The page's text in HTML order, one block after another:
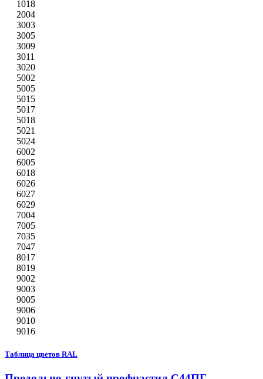
1018
2004
3003
3005
3009
3011
3020
5002
5005
5015
5017
5018
5021
5024
6002
6005
6018
6026
6027
6029
7004
7005
7035
7047
8017
8019
9002
9003
9005
9006
9010
9016
Таблица цветов RAL